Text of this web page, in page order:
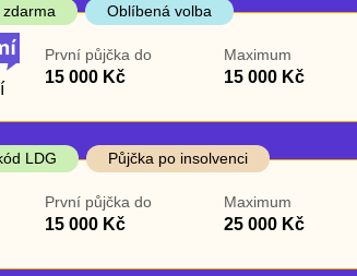
Oblíbená volba
První půjčka do
15 000 Kč
Maximum
15 000 Kč
LDG Půjčka po insolvenci
První půjčka do
15 000 Kč
Maximum
25 000 Kč